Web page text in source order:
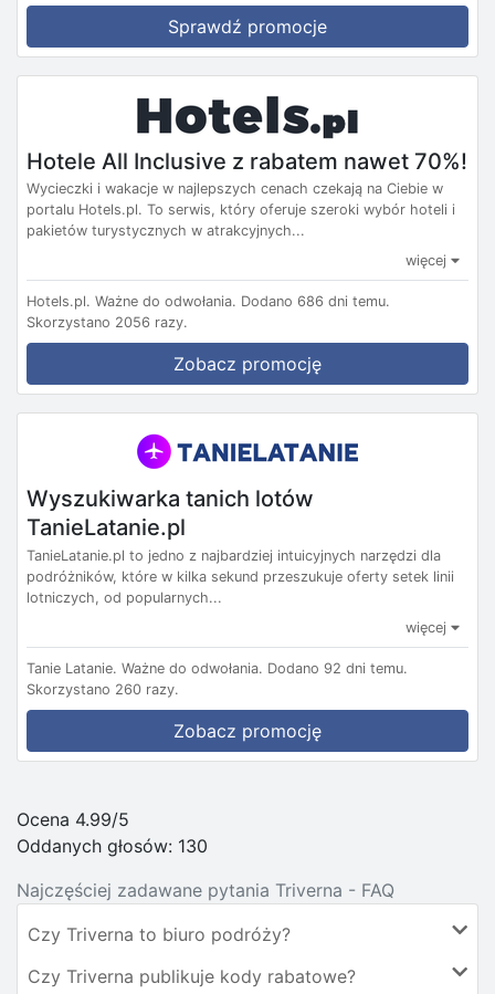
Sprawdź promocje
Hotele All Inclusive z rabatem nawet 70%!
Wycieczki i wakacje w najlepszych cenach czekają na Ciebie w
portalu Hotels.pl. To serwis, który oferuje szeroki wybór hoteli i
pakietów turystycznych w atrakcyjnych...
więcej
Hotels.pl. Ważne do odwołania. Dodano 686 dni temu.
Skorzystano 2056 razy.
Zobacz promocję
Wyszukiwarka tanich lotów
TanieLatanie.pl
TanieLatanie.pl to jedno z najbardziej intuicyjnych narzędzi dla
podróżników, które w kilka sekund przeszukuje oferty setek linii
lotniczych, od popularnych...
więcej
Tanie Latanie. Ważne do odwołania. Dodano 92 dni temu.
Skorzystano 260 razy.
Zobacz promocję
Ocena 4.99/5
Oddanych głosów: 130
Najczęściej zadawane pytania Triverna - FAQ
Czy Triverna to biuro podróży?
Czy Triverna publikuje kody rabatowe?